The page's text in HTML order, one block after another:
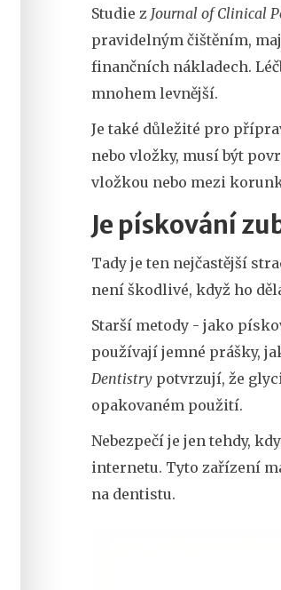
Studie z Journal of Clinical
pravidelným čištěním,
finančních nákladech.
mnohem levnější.
Je také důležité pro
nebo vložky, musí být
vložkou nebo mezi
Je pískování
Tady je ten nejčastější
není škodlivé, když ho
Starší metody - jako
používají jemné prášky,
Dentistry potvrzují, že
opakovaném použití.
Nebezpečí je jen tehdy,
internetu. Tyto zařízení
na dentistu.